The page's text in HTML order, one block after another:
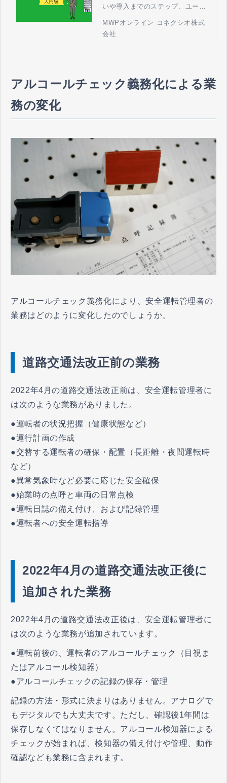
クシオ
いや導入までのステップ、ユーザ
ます。
MWPオンライン コネクシオ株式
会社
アルコールチェック義務化による業
務の変化
アルコールチェック義務化により、安全運転管理者の
業務はどのように変化したのでしょうか。
道路交通法改正前の業務
2022年4月の道路交通法改正前は、安全運転管理者に
は次のような業務がありました。
●運転者の状況把握（健康状態など）
●運行計画の作成
●交替する運転者の確保・配置（長距離・夜間運転時
など）
●異常気象時など必要に応じた安全確保
●始業時の点呼と車両の日常点検
●運転日誌の備え付け、および記録管理
●運転者への安全運転指導
2022年4月の道路交通法改正後に
追加された業務
2022年4月の道路交通法改正後は、安全運転管理者に
は次のような業務が追加されています。
●運転前後の、運転者のアルコールチェック（目視ま
たはアルコール検知器）
●アルコールチェックの記録の保存・管理
記録の方法・形式に決まりはありません。アナログで
もデジタルでも大丈夫です。ただし、確認後1年間は
保存しなくてはなりません。アルコール検知器による
チェックが始まれば、検知器の備え付けや管理、動作
確認なども業務に含まれます。